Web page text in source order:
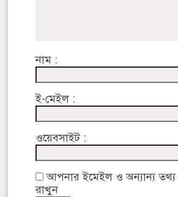
নাম :
ই-মেইল :
ওয়েবসাইট :
আপনার ইমেইল ও অন্যান্য তথ্য
রাখুন